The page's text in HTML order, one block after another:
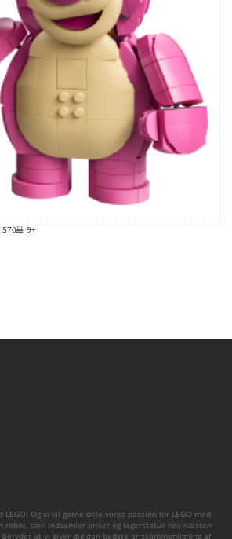
570 9+
Og vi vil gerne dele vores passion for LEGO med
robot, som indsamler priser og lagerstatus hos næsten
at vi giver dig den bedste prissammenligning af